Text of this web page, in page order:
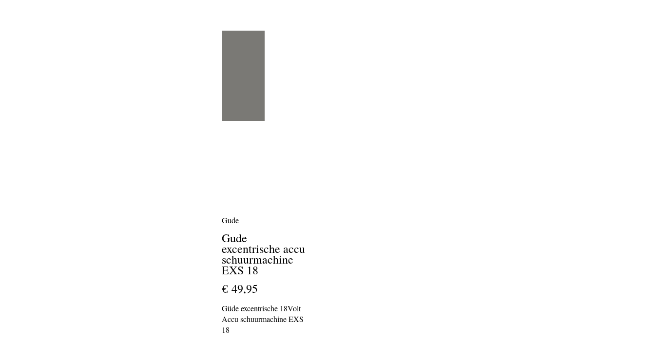
Gude
Gude
excentrische accu
schuurmachine
EXS 18
€ 49,95
Güde excentrische 18Volt
Accu schuurmachine EXS
18